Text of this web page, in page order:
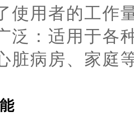
使用者的工作
泛：适用于各
脏病房、家庭